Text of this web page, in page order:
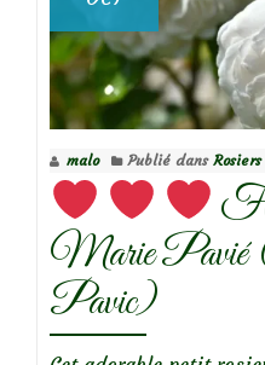
malo Publié dans Rosiers
Marie Pavié
Pavic)